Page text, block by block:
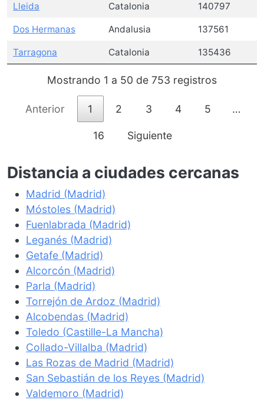
Lleida Catalonia 140797
Dos Hermanas Andalusia 137561
Tarragona Catalonia 135436
Mostrando 1 a 50 de 753 registros
Anterior 1 2 3 4 5 …
16 Siguiente
Distancia a ciudades cercanas
Madrid (Madrid)
Móstoles (Madrid)
Fuenlabrada (Madrid)
Leganés (Madrid)
Getafe (Madrid)
Alcorcón (Madrid)
Parla (Madrid)
Torrejón de Ardoz (Madrid)
Alcobendas (Madrid)
Toledo (Castille-La Mancha)
Collado-Villalba (Madrid)
Las Rozas de Madrid (Madrid)
San Sebastián de los Reyes (Madrid)
Valdemoro (Madrid)